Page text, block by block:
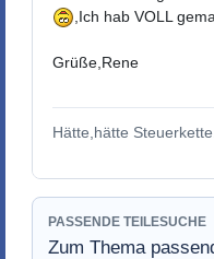
,Ich hab VOLL
Grüße,Rene
Hätte,hätte
PASSENDE TEILESUCHE
Zum Thema